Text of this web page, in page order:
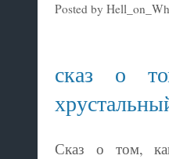
Posted by
сказ о
Сказ о том,